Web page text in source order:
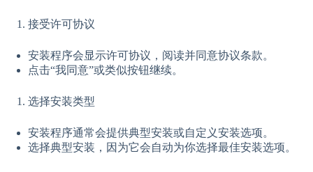
接受许可协议
安装程序会显示许可协议，阅读并同意协议条款。
点击“我同意”或类似按钮继续。
选择安装类型
安装程序通常会提供典型安装或自定义安装选项。
选择典型安装，因为它会自动为你选择最佳安装选项。